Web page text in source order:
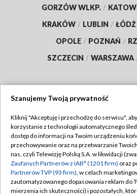
GORZÓW WLKP. /
KRAKÓW / LUBLIN / ŁÓDŹ
OPOLE / POZNAŃ /
SZCZECIN / WARSZAWA
TVP
Abonament TVP
Emisja w TVP
Centrum informacji TVP
Regulamin
Polityka
Moje
Szanujemy Twoją prywatność
Kliknij "Akceptuję i przechodzę do serwisu",
korzystanie z technologii automatycznego
dostęp do informacji na Twoim urządzeniu
przechowywanie oraz na przetwarzanie
nas, czyli Telewizję Polską S.A. w likwidacji
Zaufanych Partnerów z IAB* (1201 firm) oraz
Partnerów TVP (93 firm), w celach
zautomatyzowanego dopasowania reklam do
mierzenia ich skuteczności) i pozostałych,